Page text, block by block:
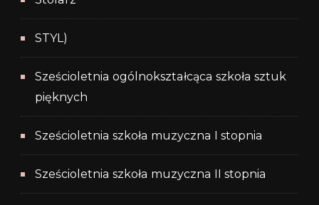
STYL)
Sześcioletnia ogólnokształcąca szkoła sztuk
pięknych
Sześcioletnia szkoła muzyczna I stopnia
Sześcioletnia szkoła muzyczna II stopnia